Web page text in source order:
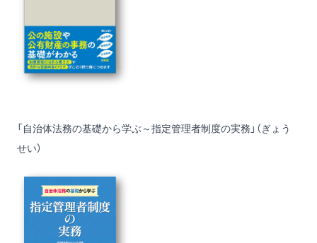
「自治体法務の基礎から学ぶ～指定管理者制度の実務」（ぎょう
せい）